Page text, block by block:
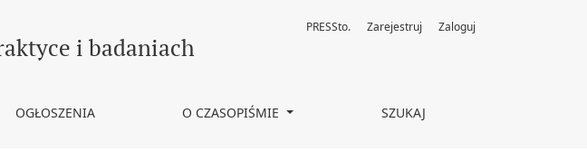
i badaniach
OGŁOSZENIA O CZASOPIŚMIE SZUKAJ
PRESSto. Zarejestruj Zaloguj